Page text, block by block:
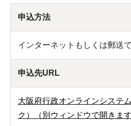
申込方法
インターネットもしくは郵送
申込先URL
大阪府行政オンラインシステ
ク）（別ウィンドウで開きます